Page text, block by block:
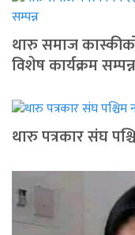
थारु समाज
विशेष कार्यक्रम सम्पन्न
थारु पत्रकार संघ